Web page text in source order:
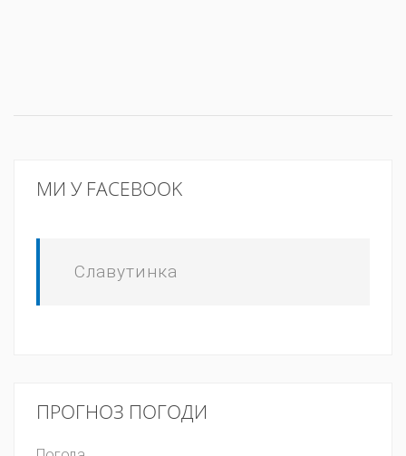
МИ У FACEBOOK
Славутинка
ПРОГНОЗ ПОГОДИ